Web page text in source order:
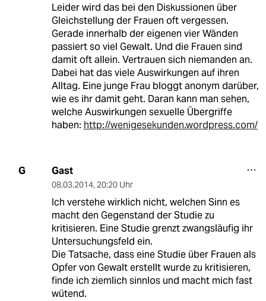
Leider wird das bei den Diskussionen über
Gleichstellung der Frauen oft vergessen.
Gerade innerhalb der eigenen vier Wänden
passiert so viel Gewalt. Und die Frauen sind
damit oft allein. Vertrauen sich niemanden an.
Dabei hat das viele Auswirkungen auf ihren
Alltag. Eine junge Frau bloggt anonym darüber,
wie es ihr damit geht. Daran kann man sehen,
welche Auswirkungen sexuelle Übergriffe
haben: http://wenigesekunden.wordpress.com/
G Gast
08.03.2014, 20:20 Uhr
Ich verstehe wirklich nicht, welchen Sinn es
macht den Gegenstand der Studie zu
kritisieren. Eine Studie grenzt zwangsläufig ihr
Untersuchungsfeld ein.
Die Tatsache, dass eine Studie über Frauen als
Opfer von Gewalt erstellt wurde zu kritisieren,
finde ich ziemlich sinnlos und macht mich fast
wütend.